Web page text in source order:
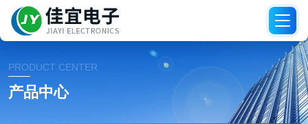
PRODUCT CENTER
产品中心